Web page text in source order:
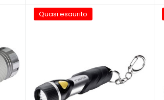
Quasi esaurito